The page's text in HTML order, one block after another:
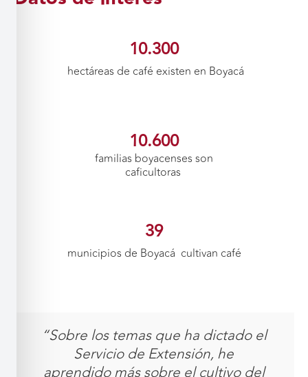
10.300
hectáreas de café existen en Boyacá
10.600
familias boyacenses son
caficultoras
39
municipios de Boyacá cultivan café
“Sobre los temas que ha dictado el
Servicio de Extensión, he
aprendido más sobre el cultivo del